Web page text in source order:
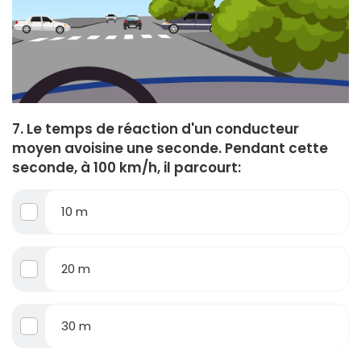
7. Le temps de réaction d'un conducteur
moyen avoisine une seconde. Pendant cette
seconde, à 100 km/h, il parcourt:
10 m
20 m
30 m